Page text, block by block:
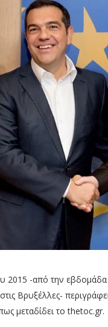
2015 -από την
Βρυξέλλες-
μεταδίδει το thetoc.gr.